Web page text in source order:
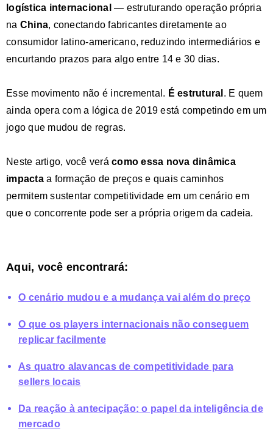
logística internacional — estruturando operação própria
na China, conectando fabricantes diretamente ao
consumidor latino-americano, reduzindo intermediários e
encurtando prazos para algo entre 14 e 30 dias.
Esse movimento não é incremental. É estrutural . E quem
ainda opera com a lógica de 2019 está competindo em um
jogo que mudou de regras.
Neste artigo, você verá como essa nova dinâmica
impactaa formação de preços e quais caminhos
permitem sustentar competitividade em um cenário em
que o concorrente pode ser a própria origem da cadeia.
Aqui, você encontrará:
O cenário mudou e a mudança vai além do preço
O que os players internacionais não conseguem
replicar facilmente
As quatro alavancas de competitividade para
sellers locais
Da reação à antecipação: o papel da inteligência de
mercado